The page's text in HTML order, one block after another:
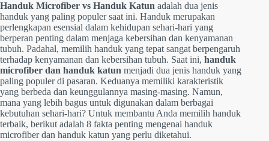
Handuk Microfiber vs Handuk Katun adalah dua jenis
handuk yang paling populer saat ini. Handuk merupakan
perlengkapan esensial dalam kehidupan sehari-hari yang
berperan penting dalam menjaga kebersihan dan kenyamanan
tubuh. Padahal, memilih handuk yang tepat sangat berpengaruh
terhadap kenyamanan dan kebersihan tubuh. Saat ini, handuk
microfiber dan handuk katun menjadi dua jenis handuk yang
paling populer di pasaran. Keduanya memiliki karakteristik
yang berbeda dan keunggulannya masing-masing. Namun,
mana yang lebih bagus untuk digunakan dalam berbagai
kebutuhan sehari-hari? Untuk membantu Anda memilih handuk
terbaik, berikut adalah 8 fakta penting mengenai handuk
microfiber dan handuk katun yang perlu diketahui.